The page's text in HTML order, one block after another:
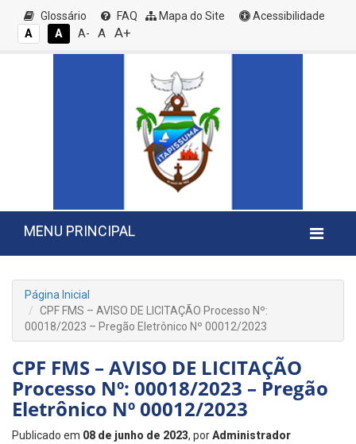
Glossário FAQ Mapa do Site
Acessibilidade
A
A A- A A+
MENU PRINCIPAL
Página Inicial
CPF FMS – AVISO DE LICITAÇÃO Processo Nº:
00018/2023 – Pregão Eletrônico Nº 00012/2023
CPF FMS – AVISO DE LICITAÇÃO
Processo Nº: 00018/2023 – Pregão
Eletrônico Nº 00012/2023
Publicado em 08 de junho de 2023, porAdministrador